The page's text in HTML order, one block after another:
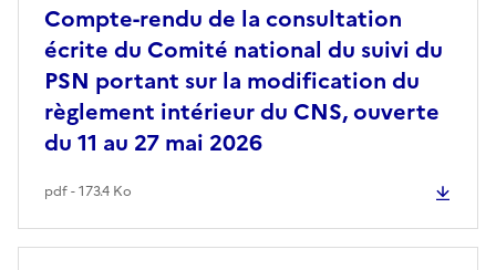
Compte-rendu de la consultation
écrite du Comité national du suivi du
PSN portant sur la modification du
règlement intérieur du CNS, ouverte
du 11 au 27 mai 2026
pdf - 173.4 Ko